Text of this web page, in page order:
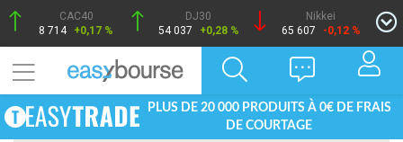
CAC40
8 714 +0,17 %
DJ30
54 037
+0,28 %
Nikkei
65 607
-0,12 %
PLUS DE 20 000 PRODUITS À 0€ DE FRAIS
DE COURTAGE